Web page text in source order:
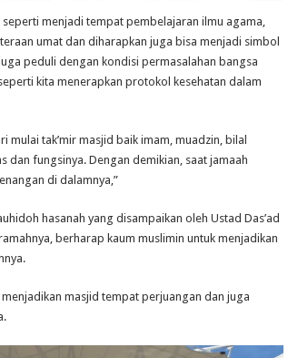
menjadi tempat pembelajaran ilmu agama,
umat dan diharapkan juga bisa menjadi simbol
peduli dengan kondisi permasalahan bangsa
kita menerapkan protokol kesehatan dalam
mulai tak’mir masjid baik imam, muadzin, bilal
dan fungsinya. Dengan demikian, saat jamaah
di dalamnya,”
hasanah yang disampaikan oleh Ustad Das’ad
berharap kaum muslimin untuk menjadikan
masjid tempat perjuangan dan juga